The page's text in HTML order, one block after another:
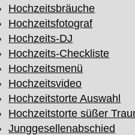
Hochzeitsbräuche
Hochzeitsfotograf
Hochzeits-DJ
Hochzeits-Checkliste
Hochzeitsmenü
Hochzeitsvideo
Hochzeitstorte Auswahl
Hochzeitstorte süßer
Junggesellenabschied